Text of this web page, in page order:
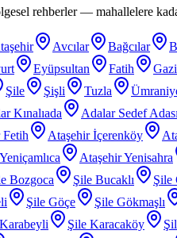
rehberler — mahallelere
Avcılar Bağcılar
Eyüpsultan Fatih
Şile Şişli Tuzla
Kınalıada Adalar Sedef Adası
Fetih Ataşehir İçerenköy
Ataşehir Yenisahra
Bozgoca Şile Bucaklı Şile
Şile Göçe Şile Gökmaşlı
Şile Karacaköy